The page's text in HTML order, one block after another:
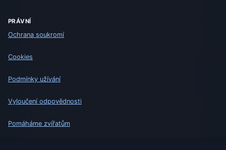
PRÁVNÍ
Ochrana soukromí
Cookies
Podmínky užívání
Vyloučení odpovědnosti
Pomáháme zvířatům